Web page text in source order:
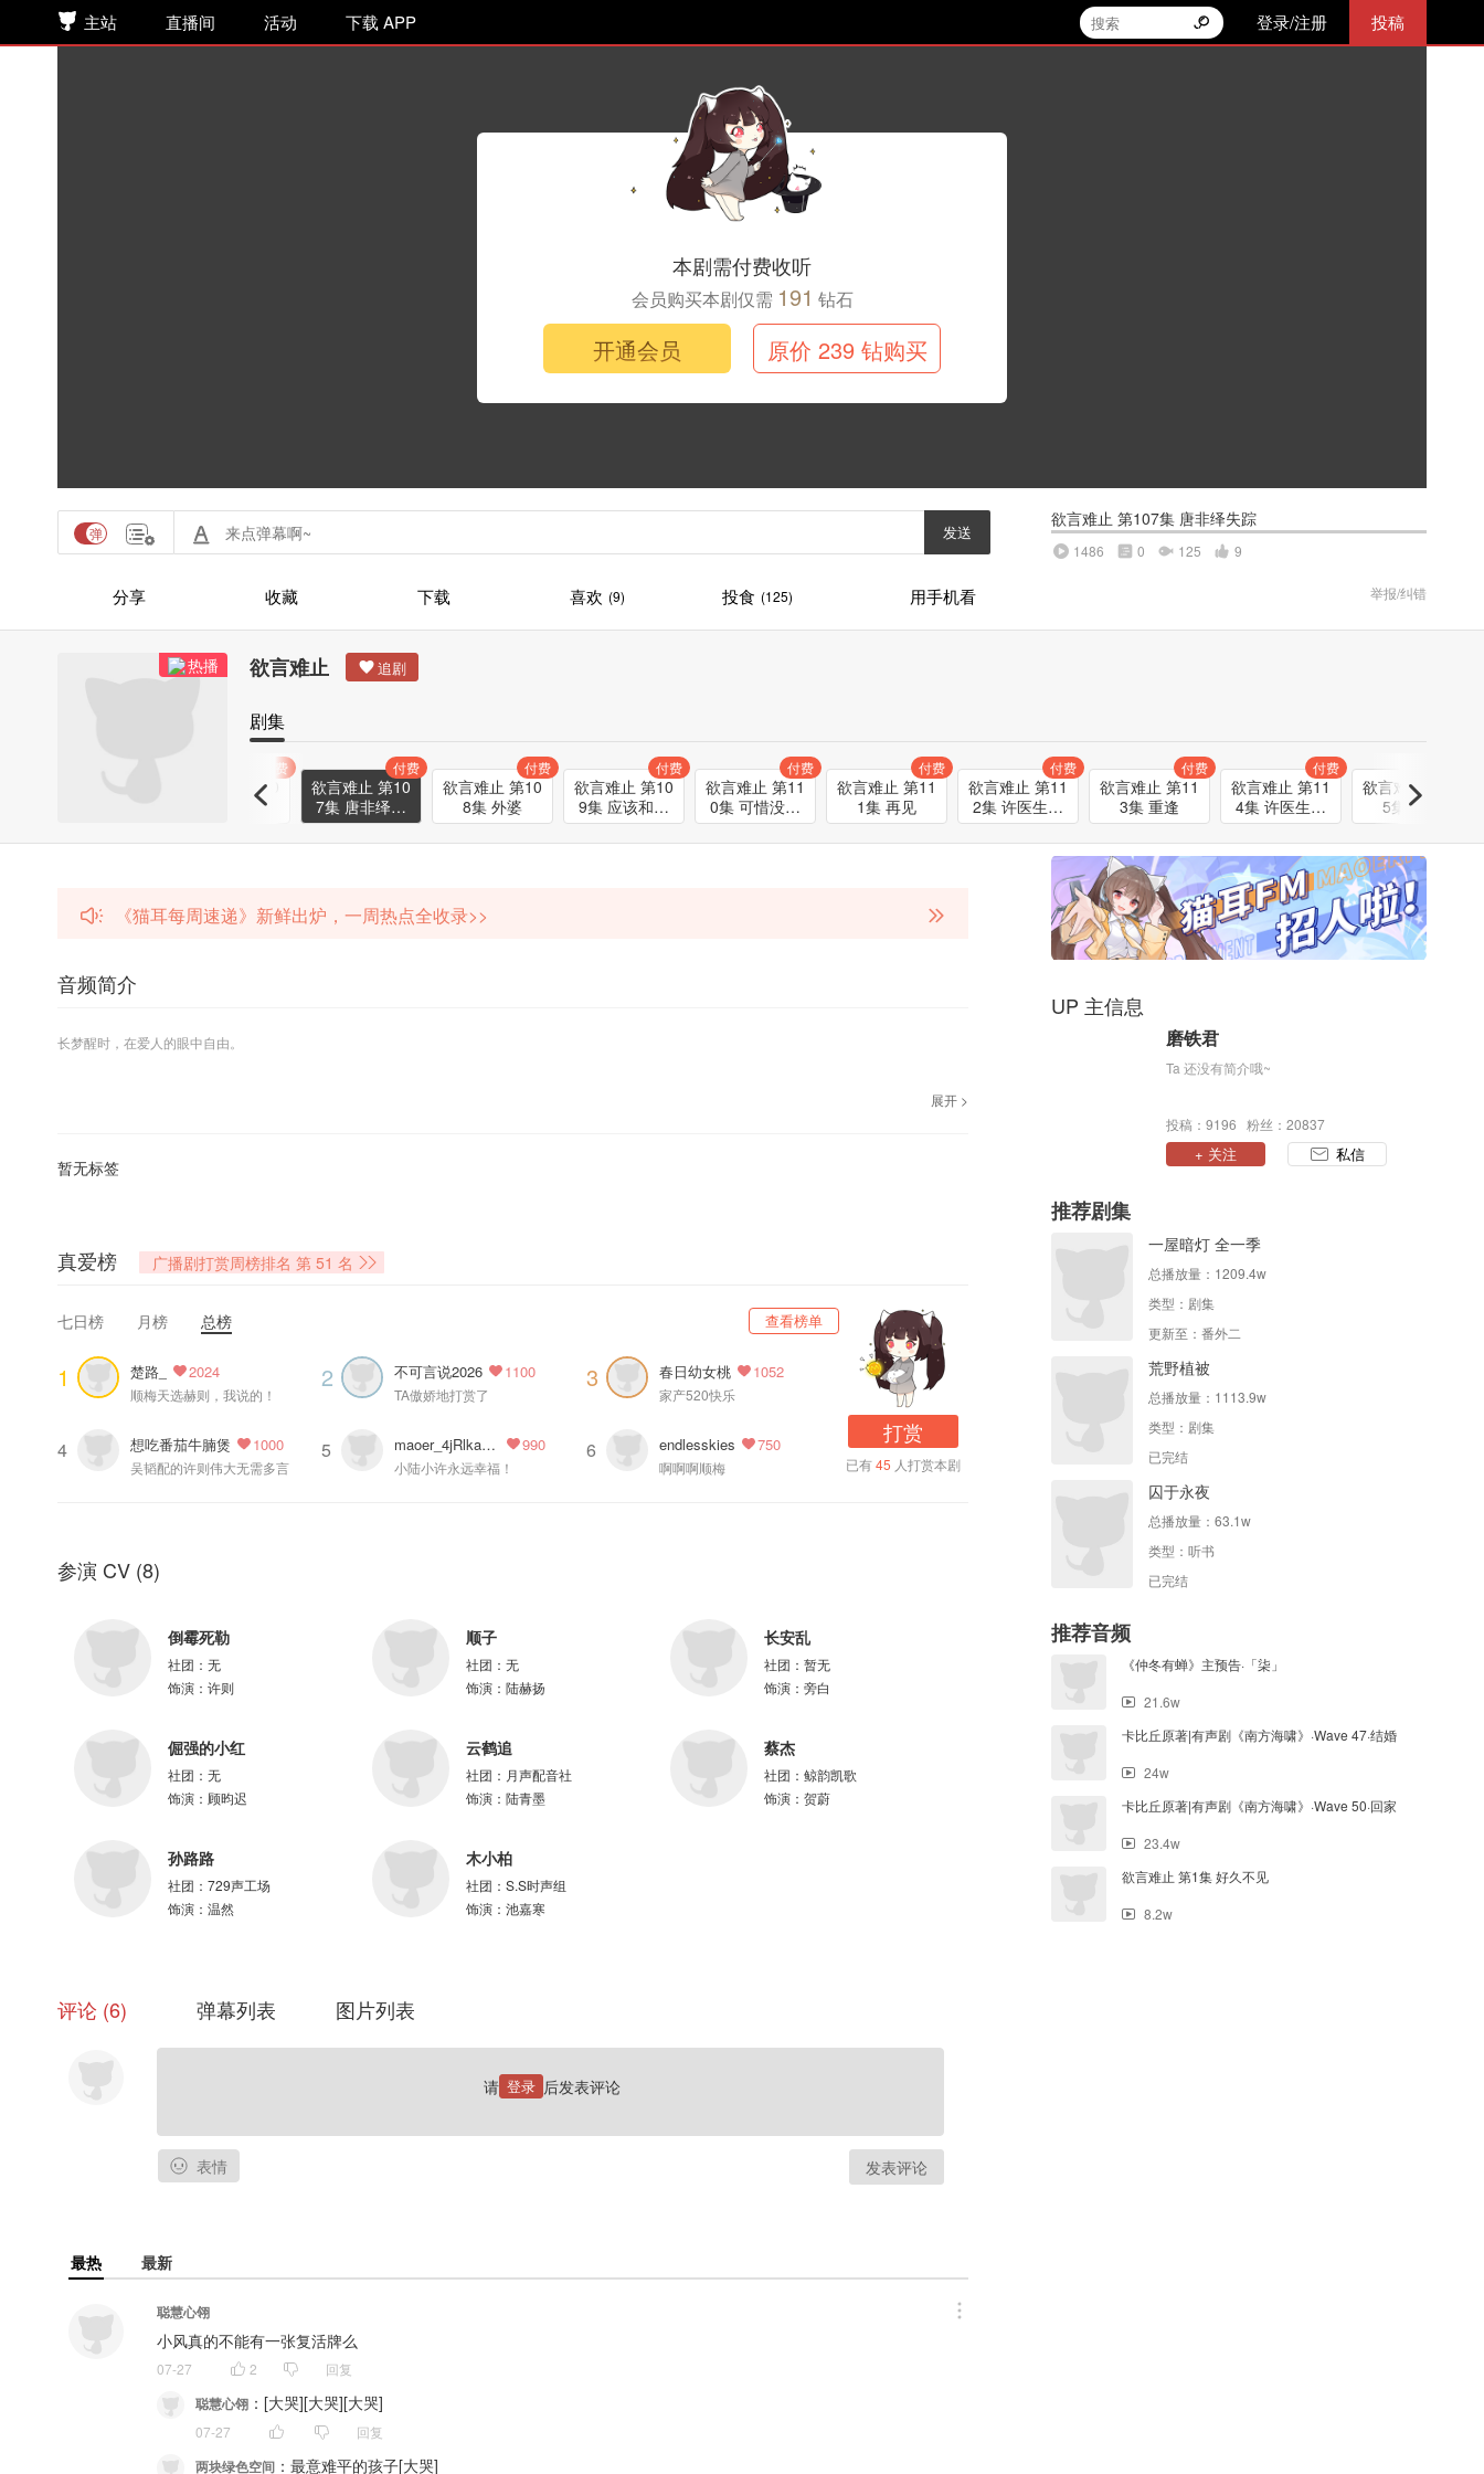
主站 直播间 活动 下载 APP 登录/注册 投稿
本剧需付费收听
会员购买本剧仅需 191 钻石
开通会员 原价 239 钻购买
发送
分享 收藏 下载 喜欢 (9) 投食 (125) 用手机看
欲言难止 第107集 唐非绎失踪
1486 0 125 9
举报/纠错
热播 欲言难止
剧集
欲言难止 第10
6集 他叫许洺
付费
欲言难止 第10
7集 唐非绎失
踪
付费
欲言难止 第10
8集 外婆
付费
欲言难止 第10
9集 应该和许
则说一声的
付费
欲言难止 第11
0集 可惜没时
间了
付费
欲言难止 第11
1集 再见
付费
欲言难止 第11
2集 许医生，
你好
付费
欲言难止 第11
3集 重逢
付费
欲言难止 第11
4集 许医生看
起来很怕你
付费
欲言难止 第11
5集 救援
《猫耳每周速递》新鲜出炉，一周热点全收录>>
音频简介
长梦醒时，在爱人的眼中自由。
=配音组=
陆赫扬：顺子
顾昀迟：倔强的小红
陆青墨：云鹤追
池嘉寒：木小柏
温然：孙路路（特邀出演）
制作：有点儿酷制作团队
制作人：调儿、月灵纷飞
剧本修订：李博士、桑雪、调儿
正剧对轨：芝麻狐、浅宝
字体设计：澈澈、旺旺小早
展开 >
暂无标签
真爱榜 广播剧打赏周榜排名 第 51 名
七日榜 月榜 总榜 查看榜单
1 楚路_ 2024
顺梅天选赫则，我说的！
2 不可言说2026 1100
TA傲娇地打赏了
3 春日幼女桃 1052
家产520快乐
4 想吃番茄牛腩煲 1000
吴韬配的许则伟大无需多言
5 maoer_4jRlkaY7fG8G 990
小陆小许永远幸福！
6 endlesskies 750
啊啊啊顺梅
打赏
已有45 人打赏本剧
参演 CV (8)
倒霉死勒
社团： 无
饰演： 许则
顺子
社团： 无
饰演： 陆赫扬
长安乱
社团： 暂无
饰演： 旁白
倔强的小红
社团： 无
饰演： 顾昀迟
云鹤追
社团： 月声配音社
饰演： 陆青墨
蔡杰
社团： 鲸韵凯歌
饰演： 贺蔚
孙路路
社团： 729声工场
饰演： 温然
木小柏
社团： S.S时声组
饰演： 池嘉寒
评论 6 弹幕列表 图片列表
请 登录 后发表评论
表情 发表评论
最热 最新
聪慧心翎
小风真的不能有一张复活牌么
07-27 2 回复
聪慧心翎 ： [大哭][大哭][大哭]
07-27 回复
两块绿色空间 ： 最意难平的孩子[大哭]
UP 主信息
磨铁君
Ta 还没有简介哦~
投稿：9196 粉丝：20837
+ 关注 私信
推荐剧集
一屋暗灯 全一季
总播放量： 1209.4w
类型： 剧集
更新至：番外二
荒野植被
总播放量： 1113.9w
类型： 剧集
已完结
囚于永夜
总播放量： 63.1w
类型： 听书
已完结
推荐音频
《仲冬有蝉》主预告·「柒」
21.6w
卡比丘原著|有声剧《南方海啸》·Wave 47·结婚
24w
卡比丘原著|有声剧《南方海啸》·Wave 50·回家
23.4w
欲言难止 第1集 好久不见
8.2w